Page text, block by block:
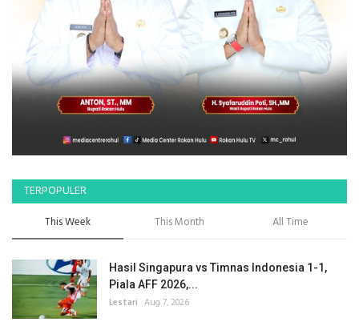
TERPOPULER
This Week This Month All Time
Hasil Singapura vs Timnas Indonesia 1-1,
Piala AFF 2026,...
Lestari Aug 7, 2026